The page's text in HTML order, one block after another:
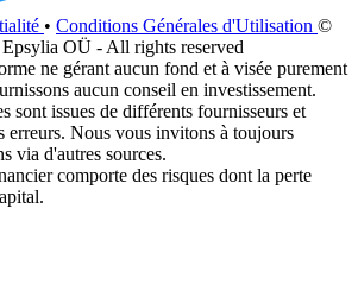
• Conditions Générales d'Utilisation ©
OÜ - All rights reserved
ne gérant aucun fond et à visée purement
aucun conseil en investissement.
sont issues de différents fournisseurs et
erreurs. Nous vous invitons à toujours
via d'autres sources.
comporte des risques dont la perte